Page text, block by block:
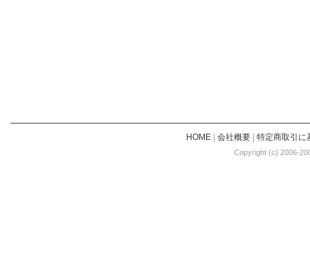
HOME| 会社概要| 特定商取引に
Copyright (c) 2006-